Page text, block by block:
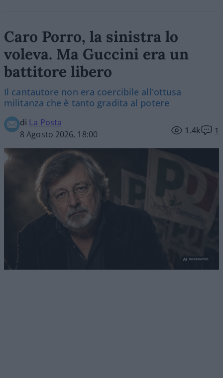
Caro Porro, la sinistra lo
voleva. Ma Guccini era un
battitore libero
Il cantautore non era coercibile all'ottusa
militanza che è tanto gradita al potere
di La Posta
8 Agosto 2026, 18:00
1.4k 1